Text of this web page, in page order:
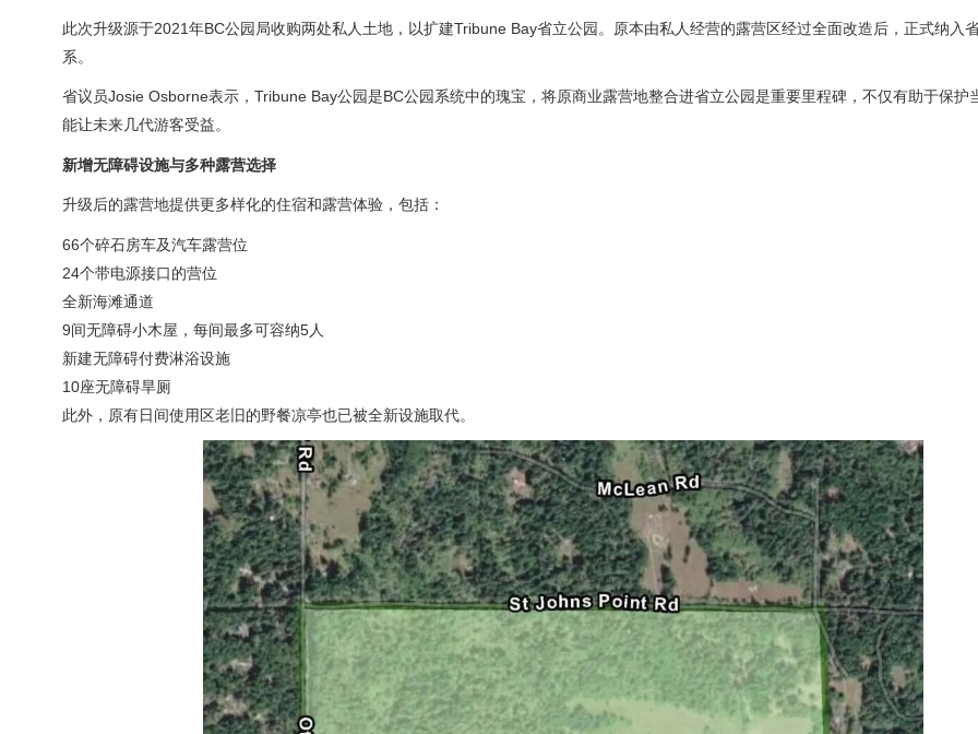
此次升级源于2021年BC公园局收购两处私人土地，以扩建Tribune Bay省立公园。原本由私人经营的露营区经过全面改造后，正式纳入
系。
省议员Josie Osborne表示，Tribune Bay公园是BC公园系统中的瑰宝，将原商业露营地整合进省立公园是重要里程碑，不仅有助于保护
能让未来几代游客受益。
新增无障碍设施与多种露营选择
升级后的露营地提供更多样化的住宿和露营体验，包括：
66个碎石房车及汽车露营位
24个带电源接口的营位
全新海滩通道
9间无障碍小木屋，每间最多可容纳5人
新建无障碍付费淋浴设施
10座无障碍旱厕
此外，原有日间使用区老旧的野餐凉亭也已被全新设施取代。